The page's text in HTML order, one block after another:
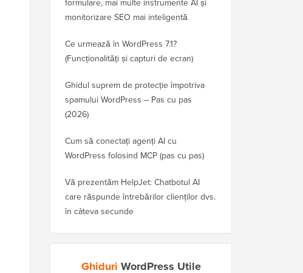
monitorizare SEO mai inteligentă
Ce urmează în WordPress 7.1?
(Funcționalități și capturi de ecran)
Ghidul suprem de protecție împotriva
spamului WordPress – Pas cu pas
(2026)
Cum să conectați agenți AI cu
WordPress folosind MCP (pas cu pas)
Vă prezentăm HelpJet: Chatbotul AI
care răspunde întrebărilor clienților dvs.
în câteva secunde
Ghiduri WordPress Utile